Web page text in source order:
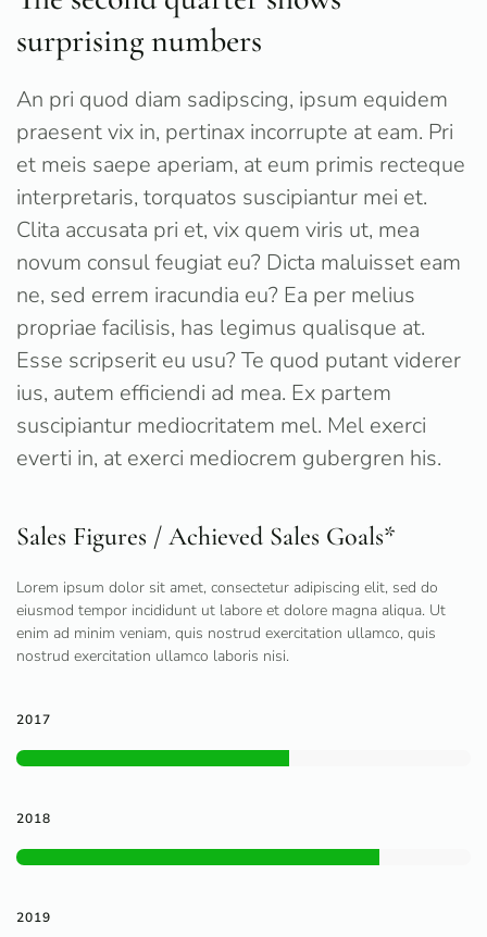
surprising numbers
An pri quod diam sadipscing, ipsum equidem
praesent vix in, pertinax incorrupte at eam. Pri
et meis saepe aperiam, at eum primis recteque
interpretaris, torquatos suscipiantur mei et.
Clita accusata pri et, vix quem viris ut, mea
novum consul feugiat eu? Dicta maluisset eam
ne, sed errem iracundia eu? Ea per melius
propriae facilisis, has legimus qualisque at.
Esse scripserit eu usu? Te quod putant viderer
ius, autem efficiendi ad mea. Ex partem
suscipiantur mediocritatem mel. Mel exerci
everti in, at exerci mediocrem gubergren his.
Sales Figures / Achieved Sales Goals*
Lorem ipsum dolor sit amet, consectetur adipiscing elit, sed do
eiusmod tempor incididunt ut labore et dolore magna aliqua. Ut
enim ad minim veniam, quis nostrud exercitation ullamco, quis
nostrud exercitation ullamco laboris nisi.
2017
2018
2019